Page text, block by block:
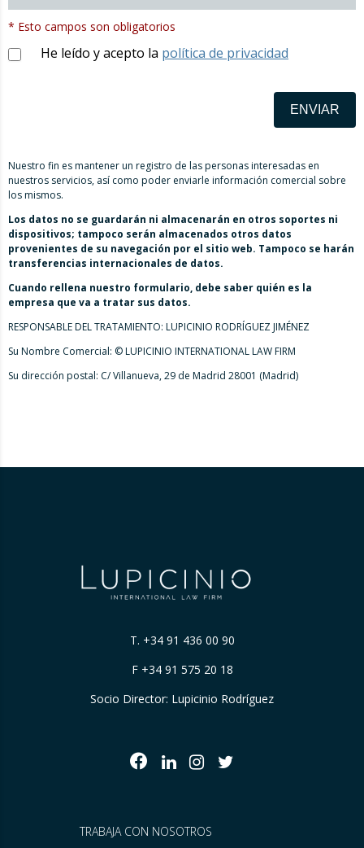
* Esto campos son obligatorios
He leído y acepto la política de privacidad
Nuestro fin es mantener un registro de las personas interesadas en
nuestros servicios, así como poder enviarle información comercial sobre
los mismos.
Los datos no se guardarán ni almacenarán en otros soportes ni
dispositivos; tampoco serán almacenados otros datos
provenientes de su navegación por el sitio web. Tampoco se harán
transferencias internacionales de datos.
Cuando rellena nuestro formulario, debe saber quién es la
empresa que va a tratar sus datos.
RESPONSABLE DEL TRATAMIENTO: LUPICINIO RODRÍGUEZ JIMÉNEZ
Su Nombre Comercial: © LUPICINIO INTERNATIONAL LAW FIRM
Su dirección postal: C/ Villanueva, 29 de Madrid 28001 (Madrid)
ENVIAR
T. +34 91 436 00 90
F +34 91 575 20 18
Socio Director: Lupicinio Rodríguez
TRABAJA CON NOSOTROS